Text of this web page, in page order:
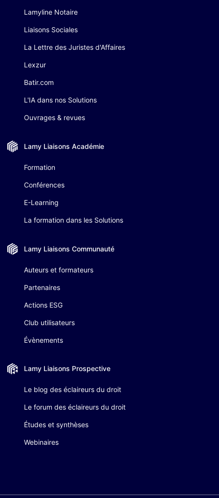
Lamyline Notaire
Liaisons Sociales
La Lettre des Juristes d'Affaires
Lexzur
Batir.com
L'IA dans nos Solutions
Ouvrages & revues
Lamy Liaisons Académie
Formation
Conférences
E-Learning
La formation dans les Solutions
Lamy Liaisons Communauté
Auteurs et formateurs
Partenaires
Actions ESG
Club utilisateurs
Évènements
Lamy Liaisons Prospective
Le blog des éclaireurs du droit
Le forum des éclaireurs du droit
Études et synthèses
Webinaires